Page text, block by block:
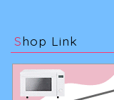
Shop Link